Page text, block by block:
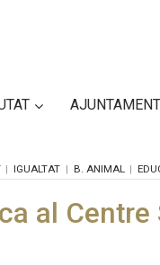
AJUNTAMENT
IGUALTAT B. ANIMAL
al Centre